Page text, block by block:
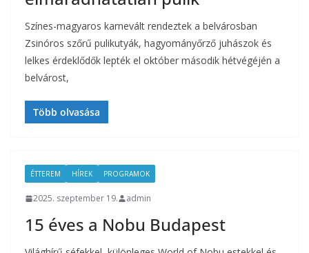
Színes-magyaros karnevált rendeztek a belvárosban
Zsinóros szőrű pulikutyák, hagyományőrző juhászok és
lelkes érdeklődők lepték el október második hétvégéjén a
belvárost,
Több olvasása
ÉTTEREM HÍREK PROGRAMOK
2025. szeptember 19. admin
15 éves a Nobu Budapest